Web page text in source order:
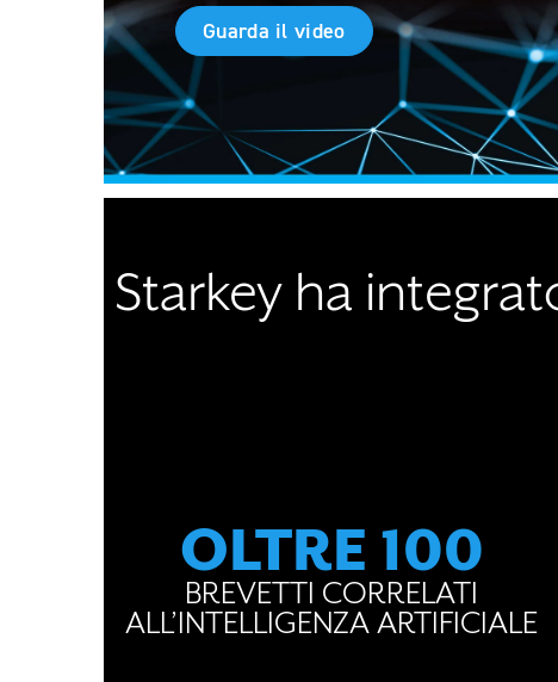
Guarda il video
Starkey ha
OLTRE 100
BREVETTI CORRELATI
ALL’INTELLIGENZA ARTIFICIALE